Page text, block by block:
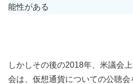
能性がある
しかしその後の2018年、米議会
会は、仮想通貨についての公聴